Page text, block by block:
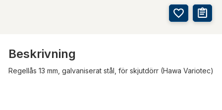
Beskrivning
Regellås 13 mm, galvaniserat stål, för skjutdörr (Hawa Variotec)